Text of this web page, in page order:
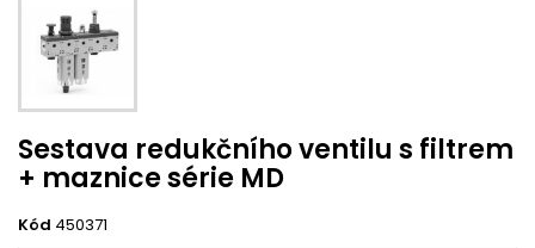
Sestava redukčního ventilu s filtrem
+ maznice série MD
Kód 450371